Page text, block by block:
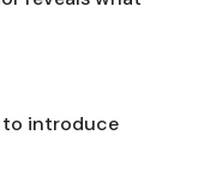
to introduce